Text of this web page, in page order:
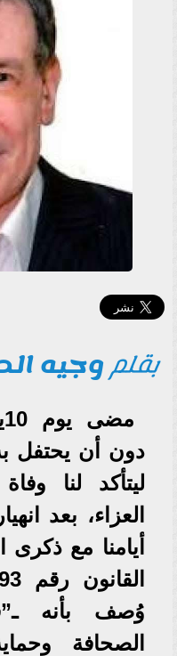
بقلموجيه
دون أن يحتفل
ليتأكد لنا
العزاء، بعد
أيامنا مع
وُصف بأنه
الصحافة